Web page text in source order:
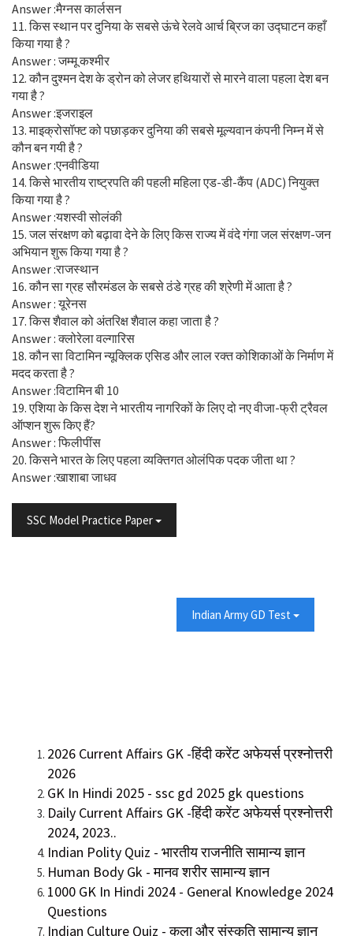
Answer :मैग्नस कार्लसन
11. किस स्थान पर दुनिया के सबसे ऊंचे रेलवे आर्च ब्रिज का उद्घाटन कहाँ
किया गया है ?
Answer : जम्मू कश्मीर
12. कौन दुश्मन देश के ड्रोन को लेजर हथियारों से मारने वाला पहला देश बन
गया है ?
Answer :इजराइल
13. माइक्रोसॉफ्ट को पछाड़कर दुनिया की सबसे मूल्यवान कंपनी निम्न में से
कौन बन गयी है ?
Answer :एनवीडिया
14. किसे भारतीय राष्ट्रपति की पहली महिला एड-डी-कैंप (ADC) नियुक्त
किया गया है ?
Answer :यशस्वी सोलंकी
15. जल संरक्षण को बढ़ावा देने के लिए किस राज्य में वंदे गंगा जल संरक्षण-जन
अभियान शुरू किया गया है ?
Answer :राजस्थान
16. कौन सा ग्रह सौरमंडल के सबसे ठंडे ग्रह की श्रेणी में आता है ?
Answer : यूरेनस
17. किस शैवाल को अंतरिक्ष शैवाल कहा जाता है ?
Answer : क्लोरेला वल्गारिस
18. कौन सा विटामिन न्यूक्लिक एसिड और लाल रक्त कोशिकाओं के निर्माण में
मदद करता है ?
Answer :विटामिन बी 10
19. एशिया के किस देश ने भारतीय नागरिकों के लिए दो नए वीजा-फ्री ट्रैवल
ऑप्शन शुरू किए हैं?
Answer : फिलीपींस
20. किसने भारत के लिए पहला व्यक्तिगत ओलंपिक पदक जीता था ?
Answer :खाशाबा जाधव
SSC Model Practice Paper
Indian Army GD Test
2026 Current Affairs GK -हिंदी करेंट अफेयर्स प्रश्नोत्तरी
2026
GK In Hindi 2025 - ssc gd 2025 gk questions
Daily Current Affairs GK -हिंदी करेंट अफेयर्स प्रश्नोत्तरी
2024, 2023..
Indian Polity Quiz - भारतीय राजनीति सामान्य ज्ञान
Human Body Gk - मानव शरीर सामान्य ज्ञान
1000 GK In Hindi 2024 - General Knowledge 2024
Questions
Indian Culture Quiz - कला और संस्कृति सामान्य ज्ञान